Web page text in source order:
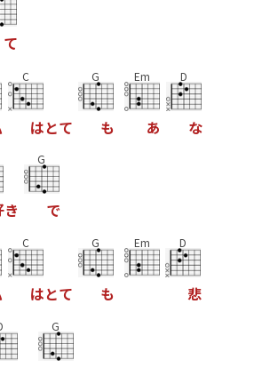
て
C
はとて
G
も
Em
あ
D
な
き
G
で
C
はとて
G
も
Em D
悲
G